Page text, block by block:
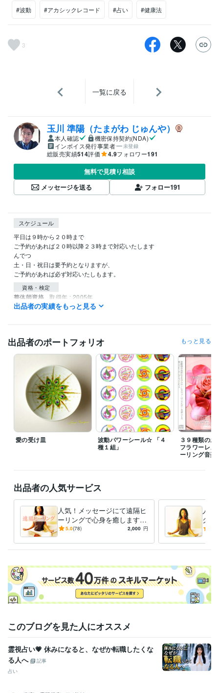
#波動 #アカシックレコード #占い #健康法
3
一覧に戻る
玉川 準陽（たまがわ じゅんや）
本人確認
機密保持契約(NDA)
インボイス発行事業者
未登録
総販売実績514評価 4.9フォロワー191
無料で見積り相談
メッセージを送る
フォロー191
スケジュール
平日は９時から２０時まで
ご予約があれば２０時以降２３時まで対応いたします
んでつ
土・日・祝日は要予約となりますが、
ご予約があれば必ず対応いたしもます。
資格・検定
整体師資格 取得年 : 2005年
エンジェルカード・リーディング資格
波動エネルギー伝授修了 取得年 : 2002年
普通自動車免許
車両建設機械（整地）資格 取得年 : 2019年
狩猟免許 取得年 : 2010年
銃所持免許 取得年 : 2010年
得意分野
占い エンジェル占い　遠隔ヒーリング
出品者の実績をもっと見る
出品者のポートフォリオ もっと見る
愛の受け皿
波動パワーシール☆ 「４
種１組」
３９種類の
フラワーレメ
ーリング音楽
出品者の人気サービス
人気！メッセージにて遠隔ヒ
ーリングで心身を癒します
［波動］お悩みをメッセージ
癒します
5.0(78) 2,000 円
人
グを
［波
癒し
このブログを見た人にオススメ
霊視占い💗 休みになると、なぜか転職したくな
る人へ
記事
占い